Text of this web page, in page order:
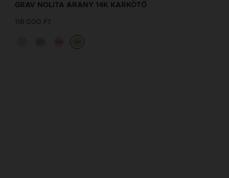
GRAV NOLITA ARANY 14K KARKÖTŐ
118 000 Ft